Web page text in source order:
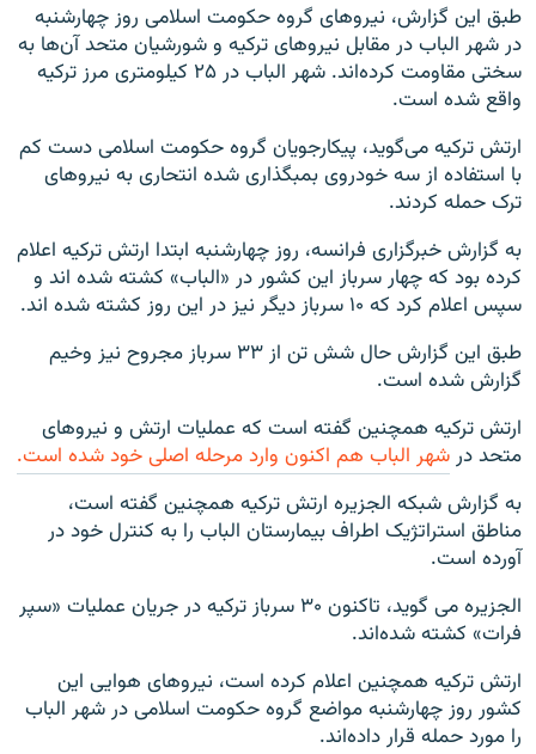
طبق این گزارش، نیروهای گروه حکومت اسلامی روز چهارشنبه
در شهر الباب در مقابل نیروهای ترکیه و شورشیان متحد آن‌ها به
سختی مقاومت کرده‌اند. شهر الباب در ۲۵ کیلومتری مرز ترکیه
واقع شده است.
ارتش ترکیه می‌گوید، پیکارجویان گروه حکومت اسلامی دست کم
با استفاده از سه خودروی بمبگذاری شده انتحاری به نیروهای
ترک حمله کردند.
به گزارش خبرگزاری فرانسه، روز چهارشنبه ابتدا ارتش ترکیه اعلام
کرده بود که چهار سرباز این کشور در «الباب» کشته شده اند و
سپس اعلام کرد که ۱۰ سرباز دیگر نیز در این روز کشته شده اند.
طبق این گزارش حال شش تن از ۳۳ سرباز مجروح نیز وخیم
گزارش شده است.
ارتش ترکیه همچنین گفته است که عملیات ارتش و نیروهای
متحد در شهر الباب هم اکنون وارد مرحله اصلی خود شده است.
به گزارش شبکه الجزیره ارتش ترکیه همچنین گفته است،
مناطق استراتژیک اطراف بیمارستان الباب را به کنترل خود در
آورده است.
الجزیره می گوید، تاکنون ۳۰ سرباز ترکیه در جریان عملیات «سپر
فرات» کشته شده‌اند.
ارتش ترکیه همچنین اعلام کرده است، نیروهای هوایی این
کشور روز چهارشنبه مواضع گروه حکومت اسلامی در شهر الباب
را مورد حمله قرار داده‌اند.